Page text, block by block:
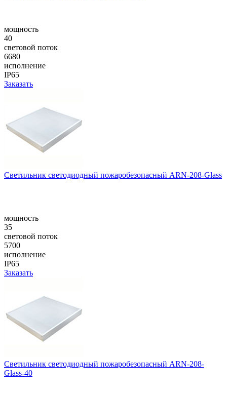
мощность
40
световой поток
6680
исполнение
IP65
Заказать
Светильник светодиодный пожаробезопасный ARN-208-Glass
мощность
35
световой поток
5700
исполнение
IP65
Заказать
Светильник светодиодный пожаробезопасный ARN-208-
Glass-40